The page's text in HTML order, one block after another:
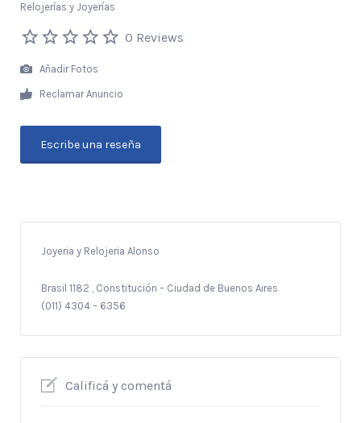
Relojerías y Joyerías
0 Reviews
Añadir Fotos
Reclamar Anuncio
Escribe una reseña
Joyeria y Relojeria Alonso
Brasil 1182 , Constitución – Ciudad de Buenos Aires
(011) 4304 – 6356
Calificá y comentá